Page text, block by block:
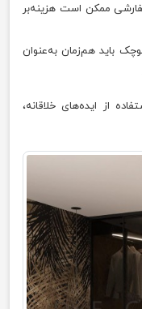
ممکن است هزینه‌بر
باید هم‌زمان به‌عنوان
از ایده‌های خلاقانه،